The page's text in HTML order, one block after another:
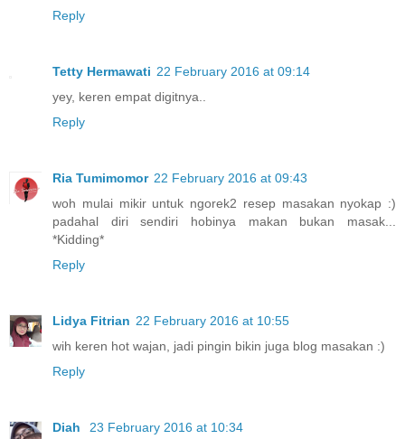
Reply
Tetty Hermawati 22 February 2016 at 09:14
yey, keren empat digitnya..
Reply
Ria Tumimomor 22 February 2016 at 09:43
woh mulai mikir untuk ngorek2 resep masakan nyokap :)
padahal diri sendiri hobinya makan bukan masak...
*Kidding*
Reply
Lidya Fitrian 22 February 2016 at 10:55
wih keren hot wajan, jadi pingin bikin juga blog masakan :)
Reply
Diah
23 February 2016 at 10:34